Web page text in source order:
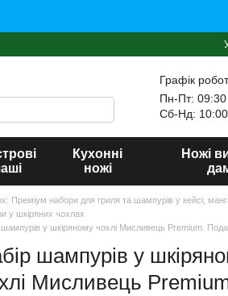
Графік
Пн-Пт:
Сб-Нд:
Кухонні
ножі
Ножі
Преміум набори для гриля та шампурів у кейсі,
у шкіряних чохлах
шампурів у шкіряному чохлі Мисливець Premium.
шампурів у
Мисливець